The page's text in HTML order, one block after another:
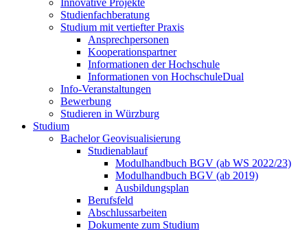
Innovative Projekte
Studienfachberatung
Studium mit vertiefter Praxis
Ansprechpersonen
Kooperationspartner
Informationen der Hochschule
Informationen von HochschuleDual
Info-Veranstaltungen
Bewerbung
Studieren in Würzburg
Studium
Bachelor Geovisualisierung
Studienablauf
Modulhandbuch BGV (ab WS 2022/23)
Modulhandbuch BGV (ab 2019)
Ausbildungsplan
Berufsfeld
Abschlussarbeiten
Dokumente zum Studium